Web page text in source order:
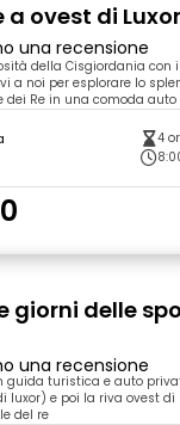
a ovest di Luxor
una recensione
della Cisgiordania con
a noi per esplorare lo
dei Re in una comoda
4
giorni delle
una recensione
guida turistica e auto
luxor) e poi la riva ovest
del re